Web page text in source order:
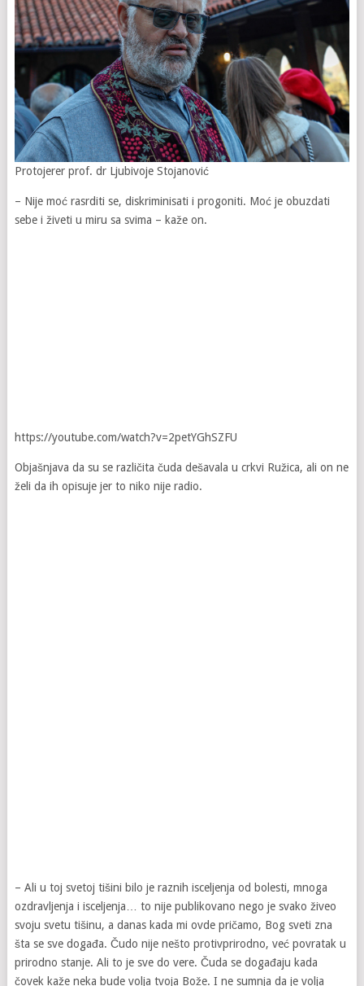
Protojerer prof. dr Ljubivoje Stojanović
– Nije moć rasrditi se, diskriminisati i progoniti. Moć je obuzdati
sebe i živeti u miru sa svima – kaže on.
https://youtube.com/watch?v=2petYGhSZFU
Objašnjava da su se različita čuda dešavala u crkvi Ružica, ali on ne
želi da ih opisuje jer to niko nije radio.
– Ali u toj svetoj tišini bilo je raznih isceljenja od bolesti, mnoga
ozdravljenja i isceljenja… to nije publikovano nego je svako živeo
svoju svetu tišinu, a danas kada mi ovde pričamo, Bog sveti zna
šta se sve događa. Čudo nije nešto protivprirodno, već povratak u
prirodno stanje. Ali to je sve do vere. Čuda se događaju kada
čovek kaže neka bude volja tvoja Bože. I ne sumnja da je volja